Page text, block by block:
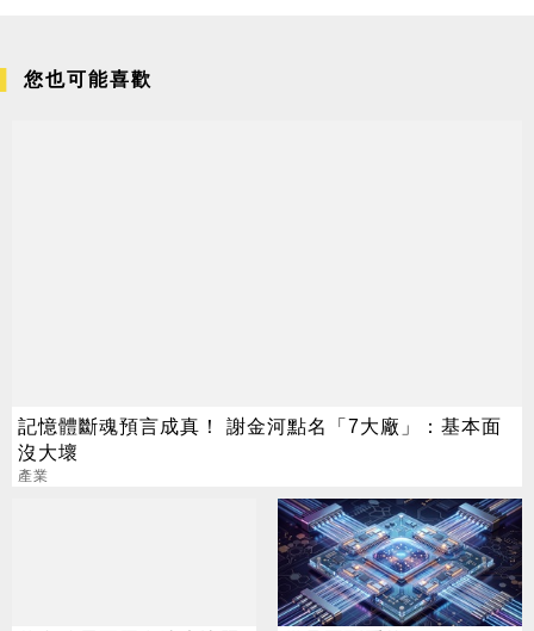
您也可能喜歡
記憶體斷魂預言成真！ 謝金河點名「7大廠」：基本面
沒大壞
產業